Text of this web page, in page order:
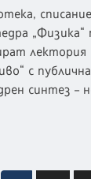
с
синтез –